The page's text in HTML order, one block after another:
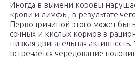
Иногда в вымени коровы
крови и лимфы, в результате
Первопричиной этого может
сочных и кислых кормов в
низкая двигательная активность.
встречается чередование